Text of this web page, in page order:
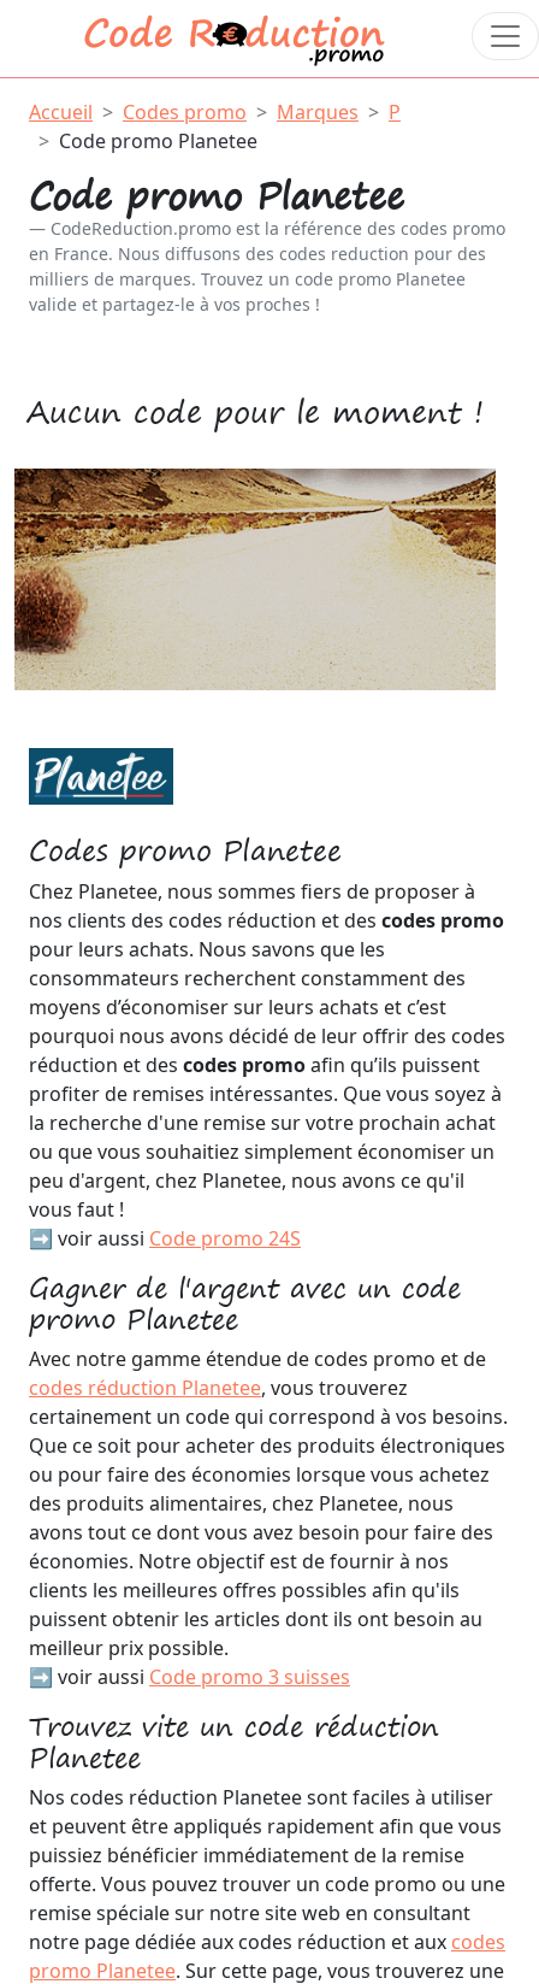
Accueil Codes promo Marques
P
Code promo Planetee
Code promo Planetee
CodeReduction.promo est la référence des codes promo
en France. Nous diffusons des codes reduction pour des
milliers de marques. Trouvez un code promo Planetee
valide et partagez-le à vos proches !
Codes promo Planetee
Chez Planetee, nous sommes fiers de proposer à
nos clients des codes réduction et des codes promo
pour leurs achats. Nous savons que les
consommateurs recherchent constamment des
moyens d’économiser sur leurs achats et c’est
pourquoi nous avons décidé de leur offrir des codes
réduction et des codes promoafin qu’ils puissent
profiter de remises intéressantes. Que vous soyez à
la recherche d'une remise sur votre prochain achat
ou que vous souhaitiez simplement économiser un
peu d'argent, chez Planetee, nous avons ce qu'il
vous faut !
➡️ voir aussi Code promo 24S
Gagner de l'argent avec un code
promo Planetee
Avec notre gamme étendue de codes promo et de
codes réduction Planetee, vous trouverez
certainement un code qui correspond à vos besoins.
Que ce soit pour acheter des produits électroniques
ou pour faire des économies lorsque vous achetez
des produits alimentaires, chez Planetee, nous
avons tout ce dont vous avez besoin pour faire des
économies. Notre objectif est de fournir à nos
clients les meilleures offres possibles afin qu'ils
puissent obtenir les articles dont ils ont besoin au
meilleur prix possible.
➡️ voir aussi Code promo 3 suisses
Trouvez vite un code réduction
Planetee
Nos codes réduction Planetee sont faciles à utiliser
et peuvent être appliqués rapidement afin que vous
puissiez bénéficier immédiatement de la remise
offerte. Vous pouvez trouver un code promo ou une
remise spéciale sur notre site web en consultant
notre page dédiée aux codes réduction et aux codes
promo Planetee. Sur cette page, vous trouverez une
Aucun code pour le moment !